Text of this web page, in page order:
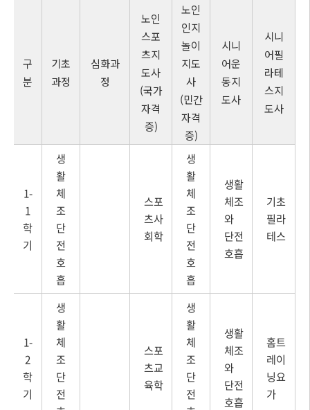
구
분
기초
과정
심화과
정
노인
스포
츠지
도사
(국가
자격
증)
노인
인지
놀이
지도
사
(민간
자격
증)
시니
어운
동지
도사
시니
어필
라테
스지
도사
1-
1
학
기
생
활
체
조
단
전
호
흡
스포
츠사
회학
생
활
체
조
단
전
호
흡
생활
체조
와
단전
호흡
기초
필라
테스
1-
2
학
기
생
활
체
조
단
전
스포
츠교
육학
생
활
체
조
단
전
생활
체조
와
단전
호흡
홈트
레이
닝요
가